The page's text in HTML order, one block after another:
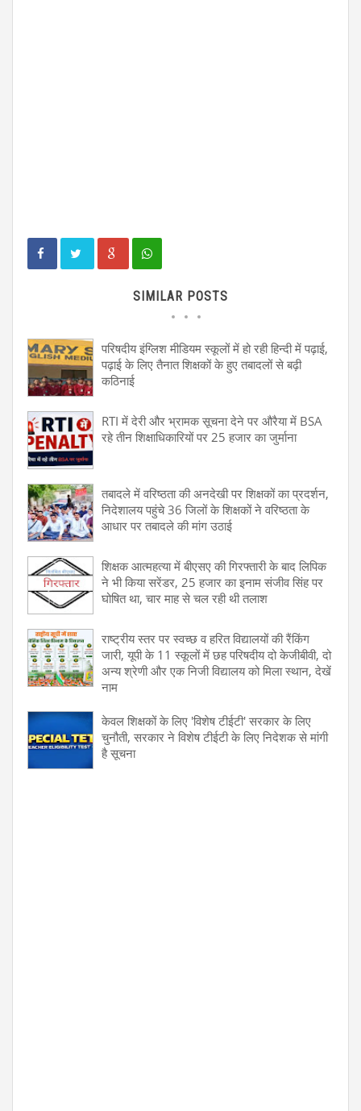
SIMILAR POSTS
परिषदीय इंग्लिश मीडियम स्कूलों में हो रही हिन्दी में पढ़ाई,
पढ़ाई के लिए तैनात शिक्षकों के हुए तबादलों से बढ़ी
कठिनाई
RTI में देरी और भ्रामक सूचना देने पर औरैया में BSA
रहे तीन शिक्षाधिकारियों पर 25 हजार का जुर्माना
तबादले में वरिष्ठता की अनदेखी पर शिक्षकों का प्रदर्शन,
निदेशालय पहुंचे 36 जिलों के शिक्षकों ने वरिष्ठता के
आधार पर तबादले की मांग उठाई
शिक्षक आत्महत्या में बीएसए की गिरफ्तारी के बाद लिपिक
ने भी किया सरेंडर, 25 हजार का इनाम संजीव सिंह पर
घोषित था, चार माह से चल रही थी तलाश
राष्ट्रीय स्तर पर स्वच्छ व हरित विद्यालयों की रैंकिंग
जारी, यूपी के 11 स्कूलों में छह परिषदीय दो केजीबीवी, दो
अन्य श्रेणी और एक निजी विद्यालय को मिला स्थान, देखें
नाम
केवल शिक्षकों के लिए 'विशेष टीईटी' सरकार के लिए
चुनौती, सरकार ने विशेष टीईटी के लिए निदेशक से मांगी
है सूचना